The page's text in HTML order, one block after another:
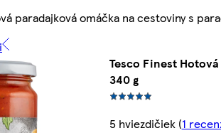
paradajková omáčka na cestoviny s
Tesco Finest
340 g
5 hviezdičiek(1